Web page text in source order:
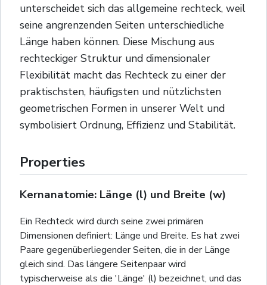
unterscheidet sich das allgemeine rechteck, weil
seine angrenzenden Seiten unterschiedliche
Länge haben können. Diese Mischung aus
rechteckiger Struktur und dimensionaler
Flexibilität macht das Rechteck zu einer der
praktischsten, häufigsten und nützlichsten
geometrischen Formen in unserer Welt und
symbolisiert Ordnung, Effizienz und Stabilität.
Properties
Kernanatomie: Länge (l) und Breite (w)
Ein Rechteck wird durch seine zwei primären
Dimensionen definiert: Länge und Breite. Es hat zwei
Paare gegenüberliegender Seiten, die in der Länge
gleich sind. Das längere Seitenpaar wird
typischerweise als die 'Länge' (l) bezeichnet, und das